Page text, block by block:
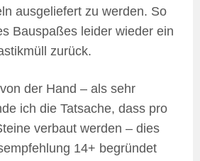
ausgeliefert zu werden. So
Bauspaßes leider wieder ein
zurück.
der Hand – als sehr
ich die Tatsache, dass pro
verbaut werden – dies
14+ begründet